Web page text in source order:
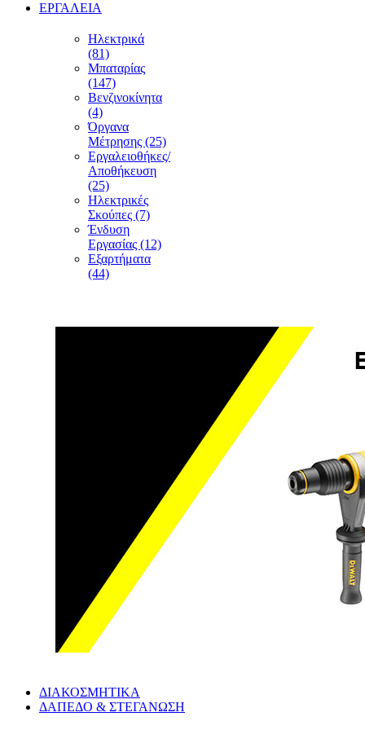
ΕΡΓΑΛΕΙΑ
Ηλεκτρικά
(81)
Μπαταρίας
(147)
Βενζινοκίνητα
(4)
Όργανα
Μέτρησης (25)
Εργαλειοθήκες/
Αποθήκευση
(25)
Ηλεκτρικές
Σκούπες (7)
Ένδυση
Εργασίας (12)
Εξαρτήματα
(44)
ΔΙΑΚΟΣΜΗΤΙΚΑ
ΔΑΠΕΔΟ & ΣΤΕΓΑΝΩΣΗ